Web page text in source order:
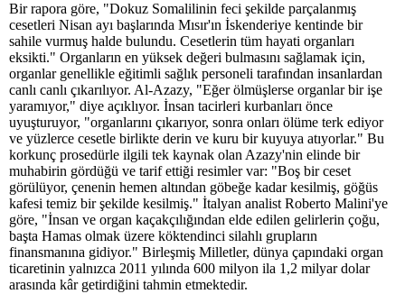
Bir rapora göre, "Dokuz Somalilinin feci şekilde parçalanmış
cesetleri Nisan ayı başlarında Mısır'ın İskenderiye kentinde bir
sahile vurmuş halde bulundu. Cesetlerin tüm hayati organları
eksikti." Organların en yüksek değeri bulmasını sağlamak için,
organlar genellikle eğitimli sağlık personeli tarafından insanlardan
canlı canlı çıkarılıyor. Al-Azazy, "Eğer ölmüşlerse organlar bir işe
yaramıyor," diye açıklıyor. İnsan tacirleri kurbanları önce
uyuşturuyor, "organlarını çıkarıyor, sonra onları ölüme terk ediyor
ve yüzlerce cesetle birlikte derin ve kuru bir kuyuya atıyorlar." Bu
korkunç prosedürle ilgili tek kaynak olan Azazy'nin elinde bir
muhabirin gördüğü ve tarif ettiği resimler var: "Boş bir ceset
görülüyor, çenenin hemen altından göbeğe kadar kesilmiş, göğüs
kafesi temiz bir şekilde kesilmiş." İtalyan analist Roberto Malini'ye
göre, "İnsan ve organ kaçakçılığından elde edilen gelirlerin çoğu,
başta Hamas olmak üzere köktendinci silahlı grupların
finansmanına gidiyor." Birleşmiş Milletler, dünya çapındaki organ
ticaretinin yalnızca 2011 yılında 600 milyon ila 1,2 milyar dolar
arasında kâr getirdiğini tahmin etmektedir.